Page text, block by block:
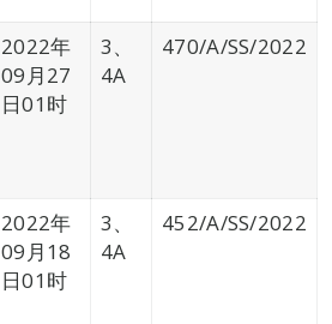
2022年
09月27
日01时
3、
4A
470/A/SS/2022
2022年
09月18
日01时
3、
4A
452/A/SS/2022